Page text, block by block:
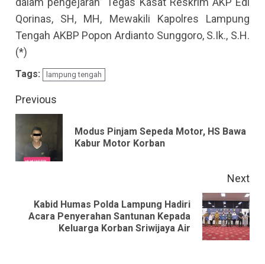
Qorinas, SH, MH, Mewakili Kapolres Lampung
Tengah AKBP Popon Ardianto Sunggoro, S.Ik., S.H.
(*)
Tags: lampung tengah
Continue
Reading
Previous
Modus Pinjam Sepeda Motor, HS Bawa
Kabur Motor Korban
Next
Next
Kabid Humas Polda Lampung Hadiri
Acara Penyerahan Santunan Kepada
Keluarga Korban Sriwijaya Air